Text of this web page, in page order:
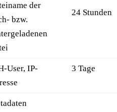
der
bzw.
24 Stunden
User, IP-
3 Tage